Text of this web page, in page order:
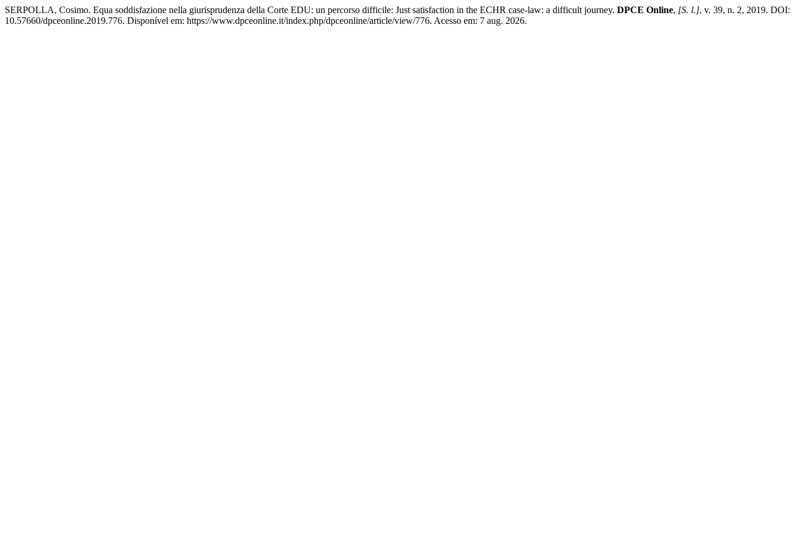
SERPOLLA, Cosimo. Equa soddisfazione nella giurisprudenza della Corte EDU: un percorso difficile: Just satisfaction in the ECHR case-law: a difficult journey. DPCE Online, [S. l.], v. 39, n. 2, 2019. DOI:
10.57660/dpceonline.2019.776. Disponível em: https://www.dpceonline.it/index.php/dpceonline/article/view/776. Acesso em: 7 aug. 2026.